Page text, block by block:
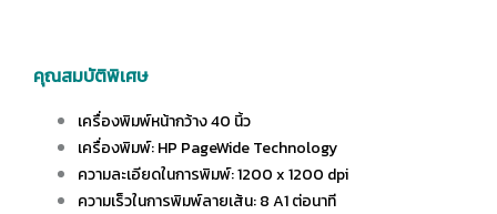
คุณสมบัติพิเศษ
เครื่องพิมพ์หน้ากว้าง 40 นิ้ว
เครื่องพิมพ์: HP PageWide Technology
ความละเอียดในการพิมพ์: 1200 x 1200 dpi
ความเร็วในการพิมพ์ลายเส้น: 8 A1 ต่อนาที